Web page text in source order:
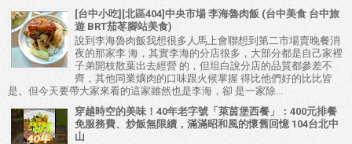
[台中小吃][北區404]中央市場 李海魯肉飯 (台中美食 台中旅
遊 BRT茄苳腳站美食)
說到李海魯肉飯我想很多人馬上會聯想到第二市場賣晚餐消
夜的那家李 海，其實李海的分店很多，大部分都是自己家裡
子弟開枝散葉出去經營 的，但坦白說分店的品質都參差不
齊，其他同業爌肉的口味跟火候掌握 得比他們好的比比皆
是。但今天要帶大家來看的這家雖然也是李海，卻 是一家除...
穿越時空的美味！40年老字號「萊茵堡西餐」：400元排餐
免服務費、炒飯無限續，滿滿昭和風的懷舊回憶 104台北中
山